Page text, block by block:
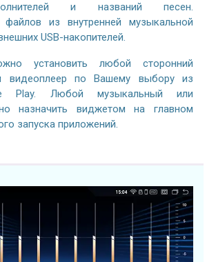
и названий песен.
файлов из внутренней музыкальной
USB-накопителей.
установить любой сторонний
видеоплеер по Вашему выбору из
Play. Любой музыкальный или
назначить виджетом на главном
запуска приложений.